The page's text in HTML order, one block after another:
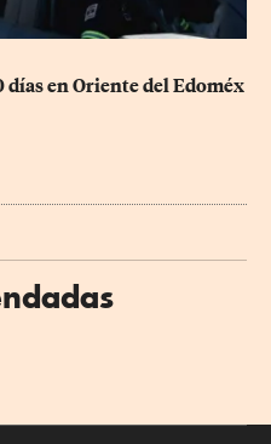
en Oriente del Edoméx